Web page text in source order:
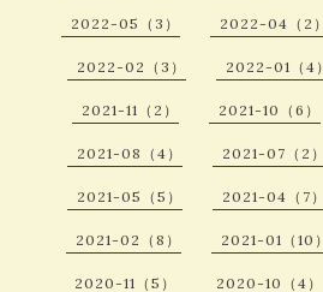
2022-05（3） 2022-04（2）
2022-02（3） 2022-01（4）
2021-11（2） 2021-10（6）
2021-08（4） 2021-07（2）
2021-05（5） 2021-04（7）
2021-02（8） 2021-01（10）
2020-11（5） 2020-10（4）